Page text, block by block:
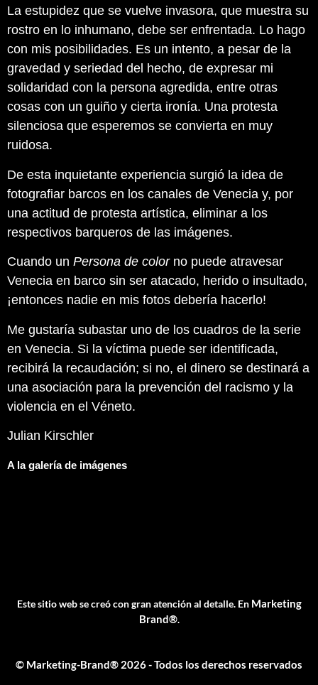
La estupidez que se vuelve invasora, que muestra su
rostro en lo inhumano, debe ser enfrentada. Lo hago
con mis posibilidades. Es un intento, a pesar de la
gravedad y seriedad del hecho, de expresar mi
solidaridad con la persona agredida, entre otras
cosas con un guiño y cierta ironía. Una protesta
silenciosa que esperemos se convierta en muy
ruidosa.
De esta inquietante experiencia surgió la idea de
fotografiar barcos en los canales de Venecia y, por
una actitud de protesta artística, eliminar a los
respectivos barqueros de las imágenes.
Cuando un Persona de colorno puede atravesar
Venecia en barco sin ser atacado, herido o insultado,
¡entonces nadie en mis fotos debería hacerlo!
Me gustaría subastar uno de los cuadros de la serie
en Venecia. Si la víctima puede ser identificada,
recibirá la recaudación; si no, el dinero se destinará a
una asociación para la prevención del racismo y la
violencia en el Véneto.
Julian Kirschler
A la galería de imágenes
Este sitio web se creó con gran atención al detalle. En Marketing
Brand®.
© Marketing-Brand® 2026 - Todos los derechos reservados